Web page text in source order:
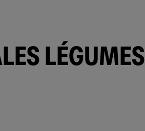
LÉGUMES